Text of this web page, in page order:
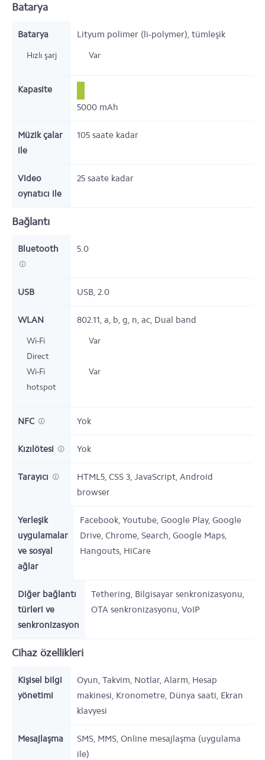
Batarya
Batarya Lityum polimer (li-polymer), tümleşik
Hızlı şarj Var
Kapasite
5000 mAh
Müzik çalar
ile
105 saate kadar
Video
oynatıcı ile
25 saate kadar
Bağlantı
Bluetooth 5.0
USB USB, 2.0
WLAN 802.11, a, b, g, n, ac, Dual band
Wi-Fi
Direct
Var
Wi-Fi
hotspot
Var
NFC Yok
Kızılötesi Yok
Tarayıcı
HTML5, CSS 3, JavaScript, Android
browser
Yerleşik
uygulamalar
ve sosyal
ağlar
Facebook, Youtube, Google Play, Google
Drive, Chrome, Search, Google Maps,
Hangouts, HiCare
Diğer bağlantı
türleri ve
senkronizasyon
Tethering, Bilgisayar senkronizasyonu,
OTA senkronizasyonu, VoIP
Cihaz özellikleri
Kişisel bilgi
yönetimi
Oyun, Takvim, Notlar, Alarm, Hesap
makinesi, Kronometre, Dünya saati, Ekran
klavyesi
Mesajlaşma
SMS, MMS, Online mesajlaşma (uygulama
ile)